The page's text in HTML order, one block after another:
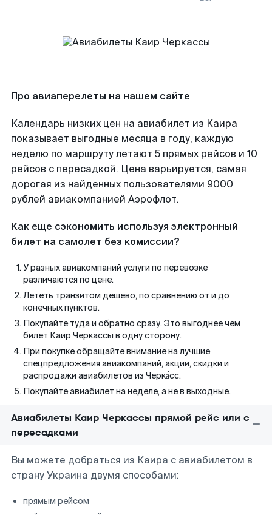
Про авиаперелеты на нашем сайте
Календарь низких цен на авиабилет из Каира
показывает выгодные месяца в году, каждую
неделю по маршруту летают 5 прямых рейсов и 10
рейсов с пересадкой. Цена варьируется, самая
дорогая из найденных пользователями 9000
рублей авиакомпанией Аэрофлот.
Как еще сэкономить используя электронный
билет на самолет без комиссии?
У разных авиакомпаний услуги по перевозке
различаются по цене.
Лететь транзитом дешево, по сравнению от и до
конечных пунктов.
Покупайте туда и обратно сразу. Это выгоднее чем
билет Каир Черкассы в одну сторону.
При покупке обращайте внимание на лучшие
спецпредложения авиакомпаний, акции, скидки и
распродажи авиабилетов из Черка́сс.
Покупайте авиабилет на неделе, а не в выходные.
Авиабилеты Каир Черкассы прямой рейс или с
пересадками
Вы можете добраться из Каира с авиабилетом в
страну Украина двумя способами:
прямым рейсом